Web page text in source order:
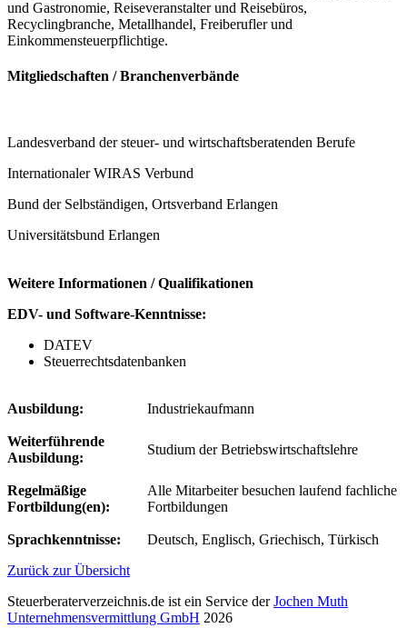
und Gastronomie, Reiseveranstalter und Reisebüros,
Recyclingbranche, Metallhandel, Freiberufler und
Einkommensteuerpflichtige.
Mitgliedschaften / Branchenverbände
Landesverband der steuer- und wirtschaftsberatenden Berufe
Internationaler WIRAS Verbund
Bund der Selbständigen, Ortsverband Erlangen
Universitätsbund Erlangen
Weitere Informationen / Qualifikationen
EDV- und Software-Kenntnisse:
DATEV
Steuerrechtsdatenbanken
Ausbildung: Industriekaufmann
Weiterführende
Ausbildung:
Studium der Betriebswirtschaftslehre
Regelmäßige
Fortbildung(en):
Alle Mitarbeiter besuchen laufend fachliche
Fortbildungen
Sprachkenntnisse:
Deutsch, Englisch, Griechisch, Türkisch
Zurück zur Übersicht
Steuerberaterverzeichnis.de ist ein Service derJochen Muth
Unternehmensvermittlung GmbH 2026